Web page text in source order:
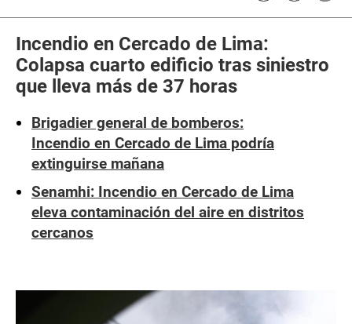
Incendio en Cercado de Lima:
Colapsa cuarto edificio tras siniestro
que lleva más de 37 horas
Brigadier general de bomberos:
Incendio en Cercado de Lima podría
extinguirse mañana
Senamhi: Incendio en Cercado de Lima
eleva contaminación del aire en distritos
cercanos